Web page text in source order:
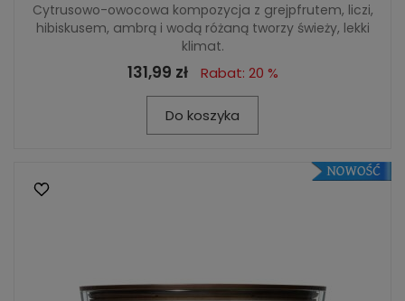
Cytrusowo-owocowa kompozycja z grejpfrutem, liczi,
hibiskusem, ambrą i wodą różaną tworzy świeży, lekki
klimat.
131,99 zł Rabat: 20 %
Do koszyka